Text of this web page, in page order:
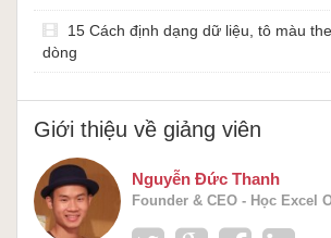
15 Cách định dạng dữ liệu, tô màu
dòng
Giới thiệu về giảng viên
Nguyễn Đức Thanh
Founder & CEO - Học Excel